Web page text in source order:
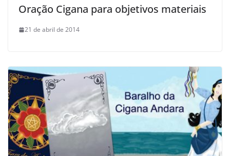
Oração Cigana para objetivos materiais
21 de abril de 2014